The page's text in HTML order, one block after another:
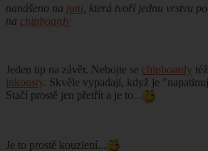
nanášeno na jutu , která tvoří jednu vrstvu
na chipboardy
Jeden tip na závěr. Nebojte se chipboardy
inkousty. Skvěle vypadají, když je
Stačí prostě jen přetřít a je to...
Je to prostě kouzlení...